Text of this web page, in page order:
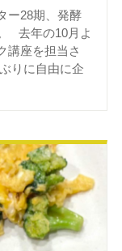
ー28期、発酵
去年の10月よ
講座を担当さ
りに自由に企